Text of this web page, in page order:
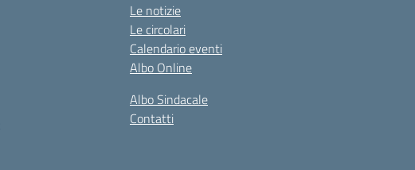
Le notizie
Le circolari
Calendario eventi
Albo Online
Albo Sindacale
Contatti